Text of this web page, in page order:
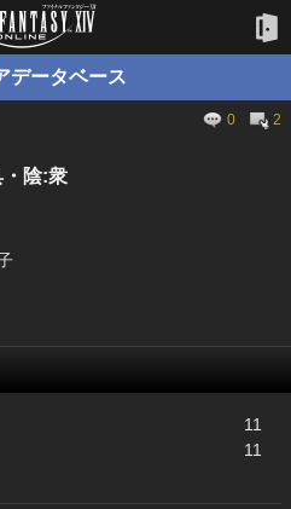
データベース
0
2
陰:衆
11
11